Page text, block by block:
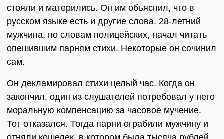
стояли и матерились. Он им объяснил, что в
русском языке есть и другие слова. 28-летний
мужчина, по словам полицейских, начал читать
опешившим парням стихи. Некоторые он сочинил
сам.
Он декламировал стихи целый час. Когда он
закончил, один из слушателей потребовал у него
моральную компенсацию за часовое мучение.
Тот отказался. Тогда парни ограбили мужчину и
отняли кошелек, в котором была тысяча рублей.